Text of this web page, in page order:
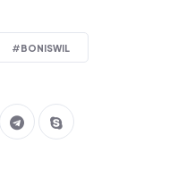
#BONISWIL